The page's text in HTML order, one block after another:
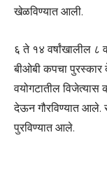
खेळविण्यात आली.
६ ते १४ वर्षांखालील ८
बीओबी कपचा पुरस्कार
वयोगटातील
देऊन गौरविण्यात आले.
पुरविण्यात आले.